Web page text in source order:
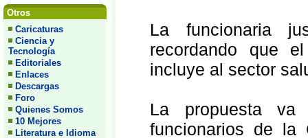
Otros
Caricaturas
Ciencia y
Tecnología
Editoriales
Enlaces
Descargas
Foro
Quienes Somos
10 Mejores
Literatura e Idioma
La funcionaria
recordando que
incluye al sector
La propuesta
funcionarios de la